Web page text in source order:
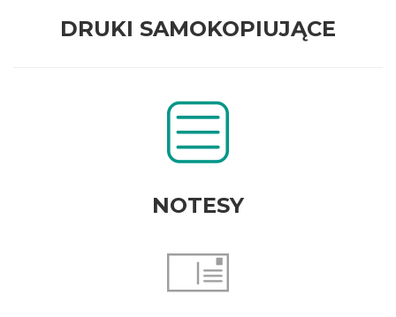
DRUKI SAMOKOPIUJĄCE
NOTESY